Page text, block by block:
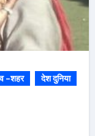
-शहर
देश दुनिया